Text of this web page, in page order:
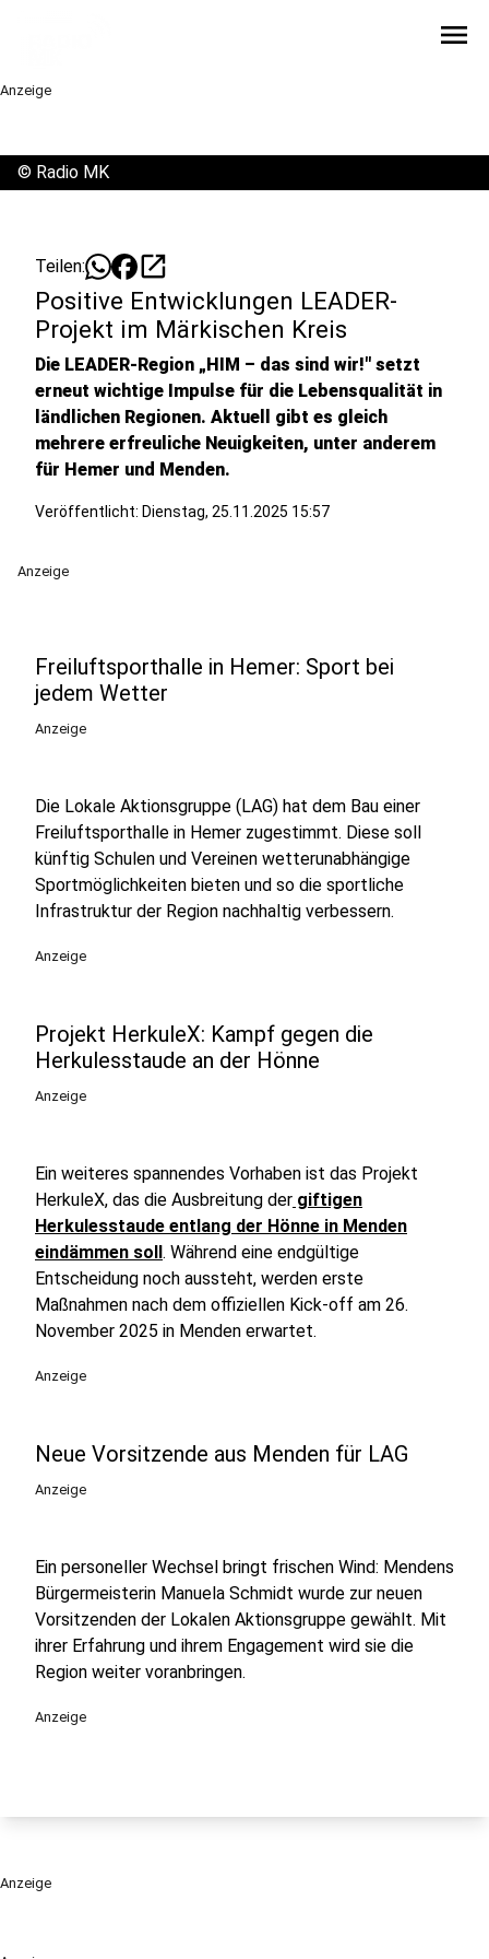
menu
Anzeige
© Radio MK
Teilen: open_in_new
Positive Entwicklungen LEADER-
Projekt im Märkischen Kreis
Die LEADER-Region „HIM – das sind wir!" setzt
erneut wichtige Impulse für die Lebensqualität in
ländlichen Regionen. Aktuell gibt es gleich
mehrere erfreuliche Neuigkeiten, unter anderem
für Hemer und Menden.
Veröffentlicht: Dienstag, 25.11.2025 15:57
Anzeige
Freiluftsporthalle in Hemer: Sport bei
jedem Wetter
Anzeige
Die Lokale Aktionsgruppe (LAG) hat dem Bau einer
Freiluftsporthalle in Hemer zugestimmt. Diese soll
künftig Schulen und Vereinen wetterunabhängige
Sportmöglichkeiten bieten und so die sportliche
Infrastruktur der Region nachhaltig verbessern.
Anzeige
Projekt HerkuleX: Kampf gegen die
Herkulesstaude an der Hönne
Anzeige
Ein weiteres spannendes Vorhaben ist das Projekt
HerkuleX, das die Ausbreitung der giftigen
Herkulesstaude entlang der Hönne in Menden
eindämmen soll. Während eine endgültige
Entscheidung noch aussteht, werden erste
Maßnahmen nach dem offiziellen Kick-off am 26.
November 2025 in Menden erwartet.
Anzeige
Neue Vorsitzende aus Menden für LAG
Anzeige
Ein personeller Wechsel bringt frischen Wind: Mendens
Bürgermeisterin Manuela Schmidt wurde zur neuen
Vorsitzenden der Lokalen Aktionsgruppe gewählt. Mit
ihrer Erfahrung und ihrem Engagement wird sie die
Region weiter voranbringen.
Anzeige
Anzeige